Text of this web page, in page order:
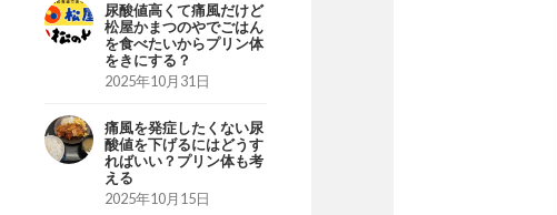
尿酸値高くて痛風だけど
松屋かまつのやでごはん
を食べたいからプリン体
をきにする？
2025年10月31日
痛風を発症したくない尿
酸値を下げるにはどうす
ればいい？プリン体も考
える
2025年10月15日